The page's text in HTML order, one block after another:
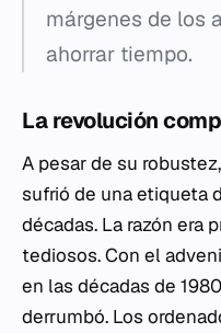
márgenes de los
ahorrar tiempo.
La revolución
A pesar de su
sufrió de una etiqueta
décadas. La razón era
tediosos. Con el
en las décadas de
derrumbó. Los